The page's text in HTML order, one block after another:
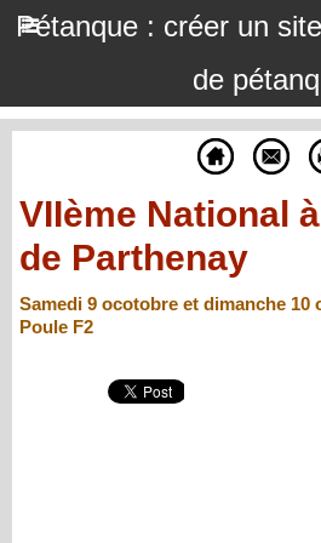
Pétanque : créer un
de
VIIème National
de Parthenay
Samedi 9 ocotobre et dimanche 10
Poule F2